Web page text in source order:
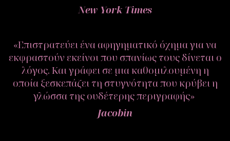
New York Times
«Επιστρατεύει ένα αφηγηματικό όχημα για να
εκφραστούν εκείνοι που σπανίως τους δίνεται ο
λόγος. Και γράφει σε μια καθομιλουμένη η
οποία ξεσκεπάζει τη στυγνότητα που κρύβει η
γλώσσα της ουδέτερης περιγραφής»
Jacobin